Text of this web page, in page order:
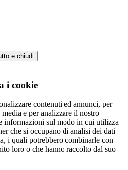
e chiudi
i cookie
contenuti ed annunci, per
e per analizzare il nostro
informazioni sul modo in cui utilizza
che si occupano di analisi dei dati
i quali potrebbero combinarle con
loro o che hanno raccolto dal suo